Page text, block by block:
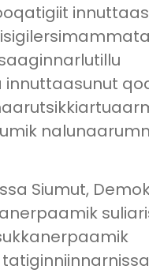
Siumut,